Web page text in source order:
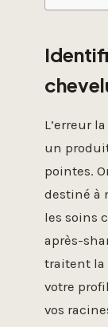
L’erreur
un
pointes.
destiné à
les soins
après-
traitent la
votre
vos